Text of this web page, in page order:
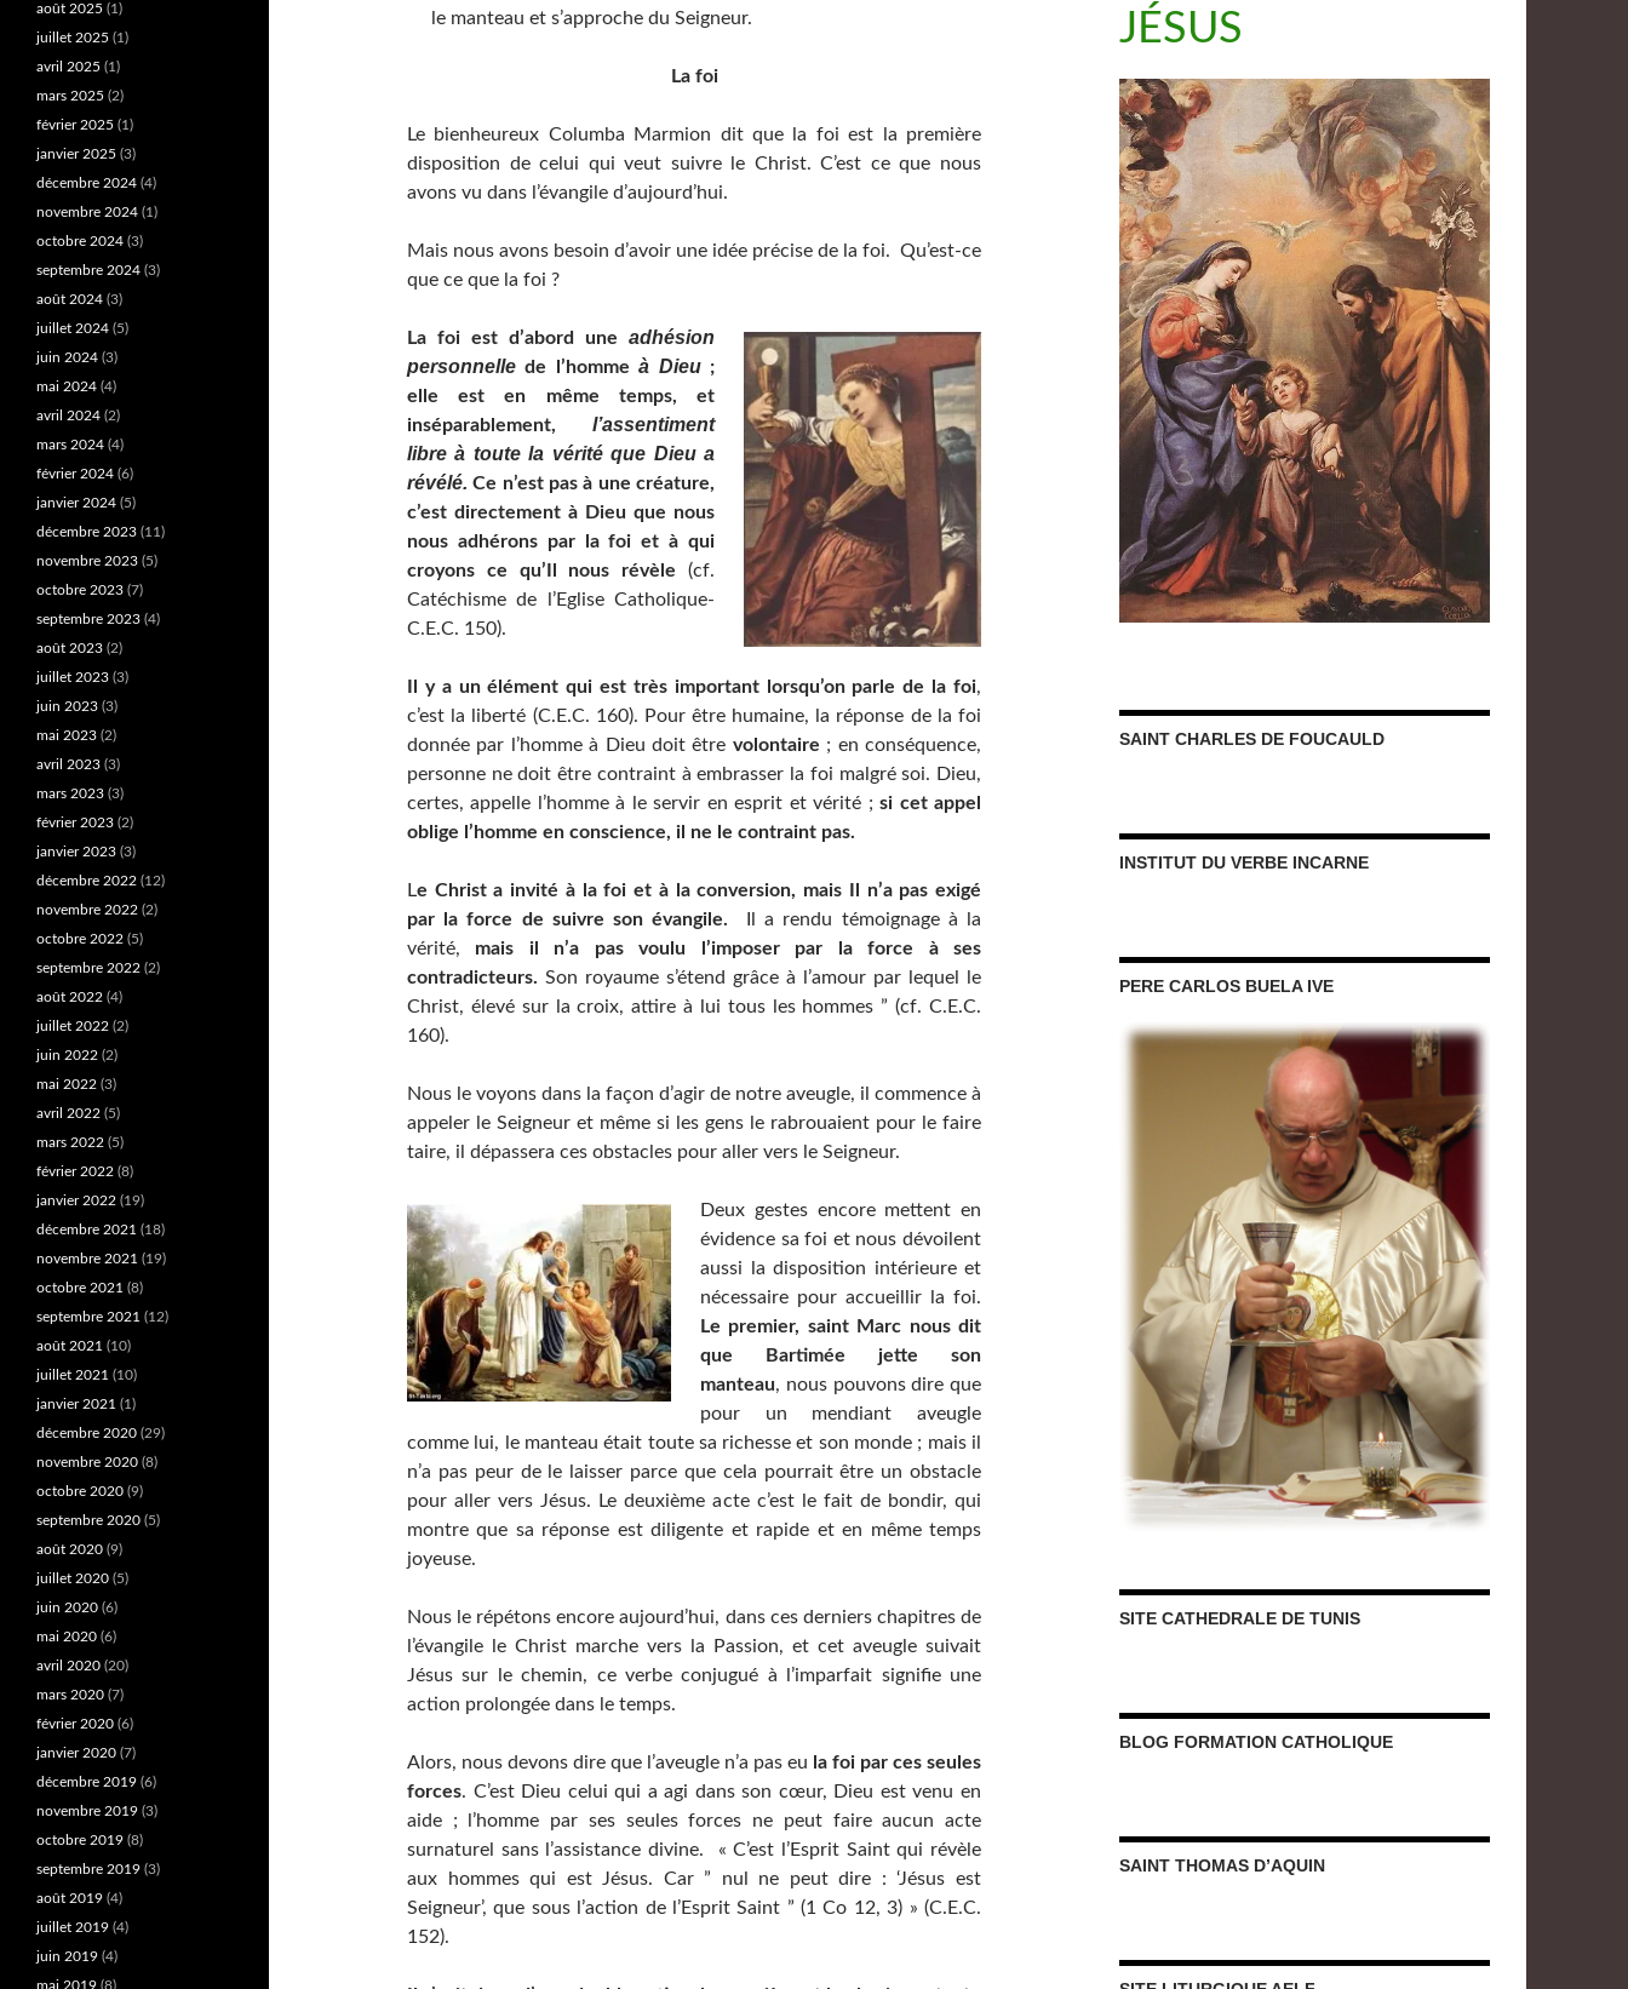
le manteau et s’approche du Seigneur.
La foi
Le bienheureux Columba Marmion dit que la foi est la première
disposition de celui qui veut suivre le Christ. C’est ce que nous
avons vu dans l’évangile d’aujourd’hui.
Mais nous avons besoin d’avoir une idée précise de la foi. Qu’est-ce
que ce que la foi ?
La foi est d’abord une adhésion
personnelle de l’hommeà Dieu;
elle est en même temps, et
inséparablement, l’assentiment
libre à toute la vérité que Dieu a
révélé.Ce n’est pas à une créature,
c’est directement à Dieu que nous
nous adhérons par la foi et à qui
croyons ce qu’Il nous révèle (cf.
Catéchisme de l’Eglise Catholique-
C.E.C. 150).
Il y a un élément qui est très important lorsqu’on parle de la foi,
c’est la liberté (C.E.C. 160). Pour être humaine, la réponse de la foi
donnée par l’homme à Dieu doit être volontaire ; en conséquence,
personne ne doit être contraint à embrasser la foi malgré soi. Dieu,
certes, appelle l’homme à le servir en esprit et vérité ;si cet appel
oblige l’homme en conscience, il ne le contraint pas.
Le Christ a invité à la foi et à la conversion, mais Il n’a pas exigé
par la force de suivre son évangile.
Il a rendu témoignage à la
vérité, mais il n’a pas voulu l’imposer par la force à ses
contradicteurs. Son royaume s’étend grâce à l’amour par lequel le
Christ, élevé sur la croix, attire à lui tous les hommes ” (cf. C.E.C.
160).
Nous le voyons dans la façon d’agir de notre aveugle, il commence à
appeler le Seigneur et même si les gens le rabrouaient pour le faire
taire, il dépassera ces obstacles pour aller vers le Seigneur.
Deux gestes encore mettent en
évidence sa foi et nous dévoilent
aussi la disposition intérieure et
nécessaire pour accueillir la foi.
Le premier, saint Marc nous dit
que Bartimée jette son
manteau, nous pouvons dire que
pour un mendiant aveugle
comme lui, le manteau était toute sa richesse et son monde ; mais il
n’a pas peur de le laisser parce que cela pourrait être un obstacle
pour aller vers Jésus. Le deuxième acte c’est le fait de bondir, qui
montre que sa réponse est diligente et rapide et en même temps
joyeuse.
Nous le répétons encore aujourd’hui, dans ces derniers chapitres de
l’évangile le Christ marche vers la Passion, et cet aveugle suivait
Jésus sur le chemin, ce verbe conjugué à l’imparfait signifie une
action prolongée dans le temps.
Alors, nous devons dire que l’aveugle n’a pas eu la foi par ces seules
forces. C’est Dieu celui qui a agi dans son cœur, Dieu est venu en
aide ; l’homme par ses seules forces ne peut faire aucun acte
surnaturel sans l’assistance divine. « C’est l’Esprit Saint qui révèle
aux hommes qui est Jésus. Car ” nul ne peut dire : ‘Jésus est
Seigneur’, que sous l’action de l’Esprit Saint ” (1 Co 12, 3) » (C.E.C.
152).
JÉSUS
SAINT CHARLES DE FOUCAULD
INSTITUT DU VERBE INCARNE
PERE CARLOS BUELA IVE
SITE CATHEDRALE DE TUNIS
BLOG FORMATION CATHOLIQUE
SAINT THOMAS D’AQUIN
août 2025 (1)
juillet 2025 (1)
avril 2025 (1)
mars 2025 (2)
février 2025 (1)
janvier 2025 (3)
décembre 2024 (4)
novembre 2024 (1)
octobre 2024 (3)
septembre 2024 (3)
août 2024 (3)
juillet 2024 (5)
juin 2024 (3)
mai 2024 (4)
avril 2024 (2)
mars 2024 (4)
février 2024 (6)
janvier 2024 (5)
décembre 2023 (11)
novembre 2023 (5)
octobre 2023 (7)
septembre 2023 (4)
août 2023 (2)
juillet 2023 (3)
juin 2023 (3)
mai 2023 (2)
avril 2023 (3)
mars 2023 (3)
février 2023 (2)
janvier 2023 (3)
décembre 2022 (12)
novembre 2022 (2)
octobre 2022 (5)
septembre 2022 (2)
août 2022 (4)
juillet 2022 (2)
juin 2022 (2)
mai 2022 (3)
avril 2022 (5)
mars 2022 (5)
février 2022 (8)
janvier 2022 (19)
décembre 2021 (18)
novembre 2021 (19)
octobre 2021 (8)
septembre 2021 (12)
août 2021 (10)
juillet 2021 (10)
janvier 2021 (1)
décembre 2020 (29)
novembre 2020 (8)
octobre 2020 (9)
septembre 2020 (5)
août 2020 (9)
juillet 2020 (5)
juin 2020 (6)
mai 2020 (6)
avril 2020 (20)
mars 2020 (7)
février 2020 (6)
janvier 2020 (7)
décembre 2019 (6)
novembre 2019 (3)
octobre 2019 (8)
septembre 2019 (3)
août 2019 (4)
juillet 2019 (4)
juin 2019 (4)
mai 2019 (8)